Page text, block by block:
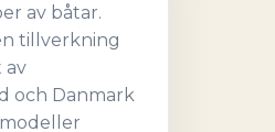
av båtar.
tillverkning
av
och Danmark